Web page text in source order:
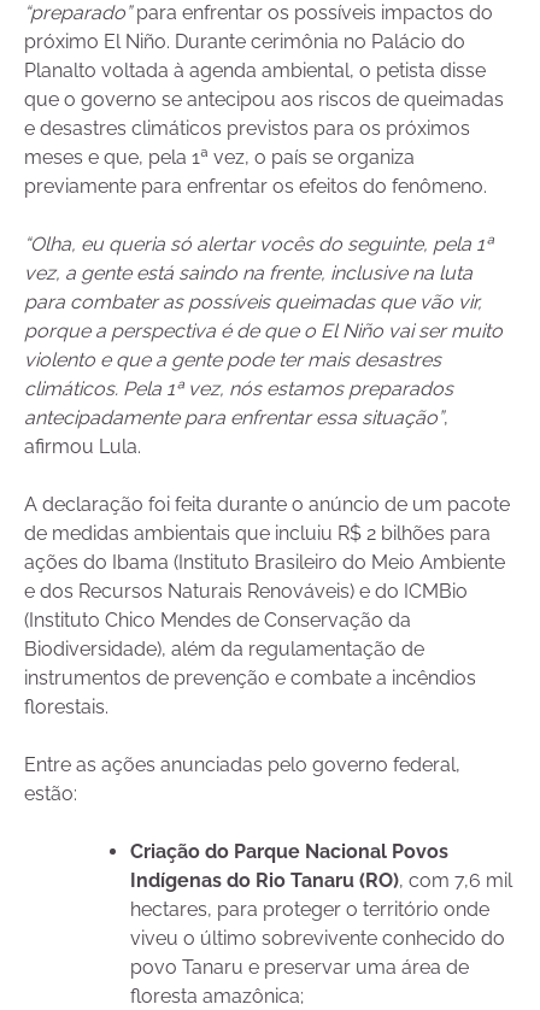
“preparado”para enfrentar os possíveis impactos do
próximo El Niño. Durante cerimônia no Palácio do
Planalto voltada à agenda ambiental, o petista disse
que o governo se antecipou aos riscos de queimadas
e desastres climáticos previstos para os próximos
meses e que, pela 1ª vez, o país se organiza
previamente para enfrentar os efeitos do fenômeno.
“Olha, eu queria só alertar vocês do seguinte, pela 1ª
vez, a gente está saindo na frente, inclusive na luta
para combater as possíveis queimadas que vão vir,
porque a perspectiva é de que o El Niño vai ser muito
violento e que a gente pode ter mais desastres
climáticos. Pela 1ª vez, nós estamos preparados
antecipadamente para enfrentar essa situação”,
afirmou Lula.
A declaração foi feita durante o anúncio de um pacote
de medidas ambientais que incluiu R$ 2 bilhões para
ações do Ibama (Instituto Brasileiro do Meio Ambiente
e dos Recursos Naturais Renováveis) e do ICMBio
(Instituto Chico Mendes de Conservação da
Biodiversidade), além da regulamentação de
instrumentos de prevenção e combate a incêndios
florestais.
Entre as ações anunciadas pelo governo federal,
estão:
Criação do Parque Nacional Povos
Indígenas do Rio Tanaru (RO), com 7,6 mil
hectares, para proteger o território onde
viveu o último sobrevivente conhecido do
povo Tanaru e preservar uma área de
floresta amazônica;